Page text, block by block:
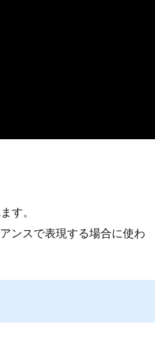
す。
ンスで表現する場合に使わ